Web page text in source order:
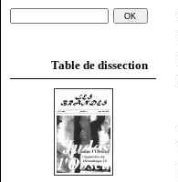
Table de dissection